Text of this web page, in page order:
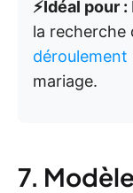
⚡️Idéal pour :
la recherche
déroulement
mariage.
7.